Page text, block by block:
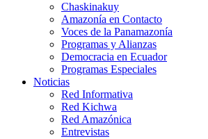
Chaskinakuy
Amazonía en Contacto
Voces de la Panamazonía
Programas y Alianzas
Democracia en Ecuador
Programas Especiales
Noticias
Red Informativa
Red Kichwa
Red Amazónica
Entrevistas